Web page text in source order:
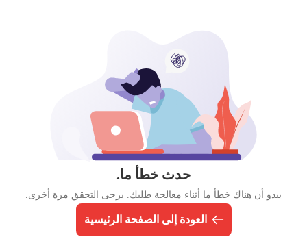
حدث خطأ ما.
يبدو أن هناك خطأ ما أثناء معالجة طلبك. يرجى التحقق مرة أخرى.
العودة إلى الصفحة الرئيسية